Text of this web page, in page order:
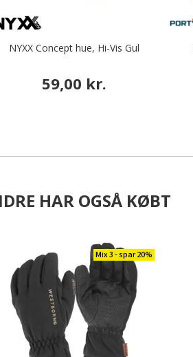
NYXX Concept hue, Hi-Vis Gul
59,00 kr.
HAR OGSÅ KØBT
Mix 3 - spar 20%